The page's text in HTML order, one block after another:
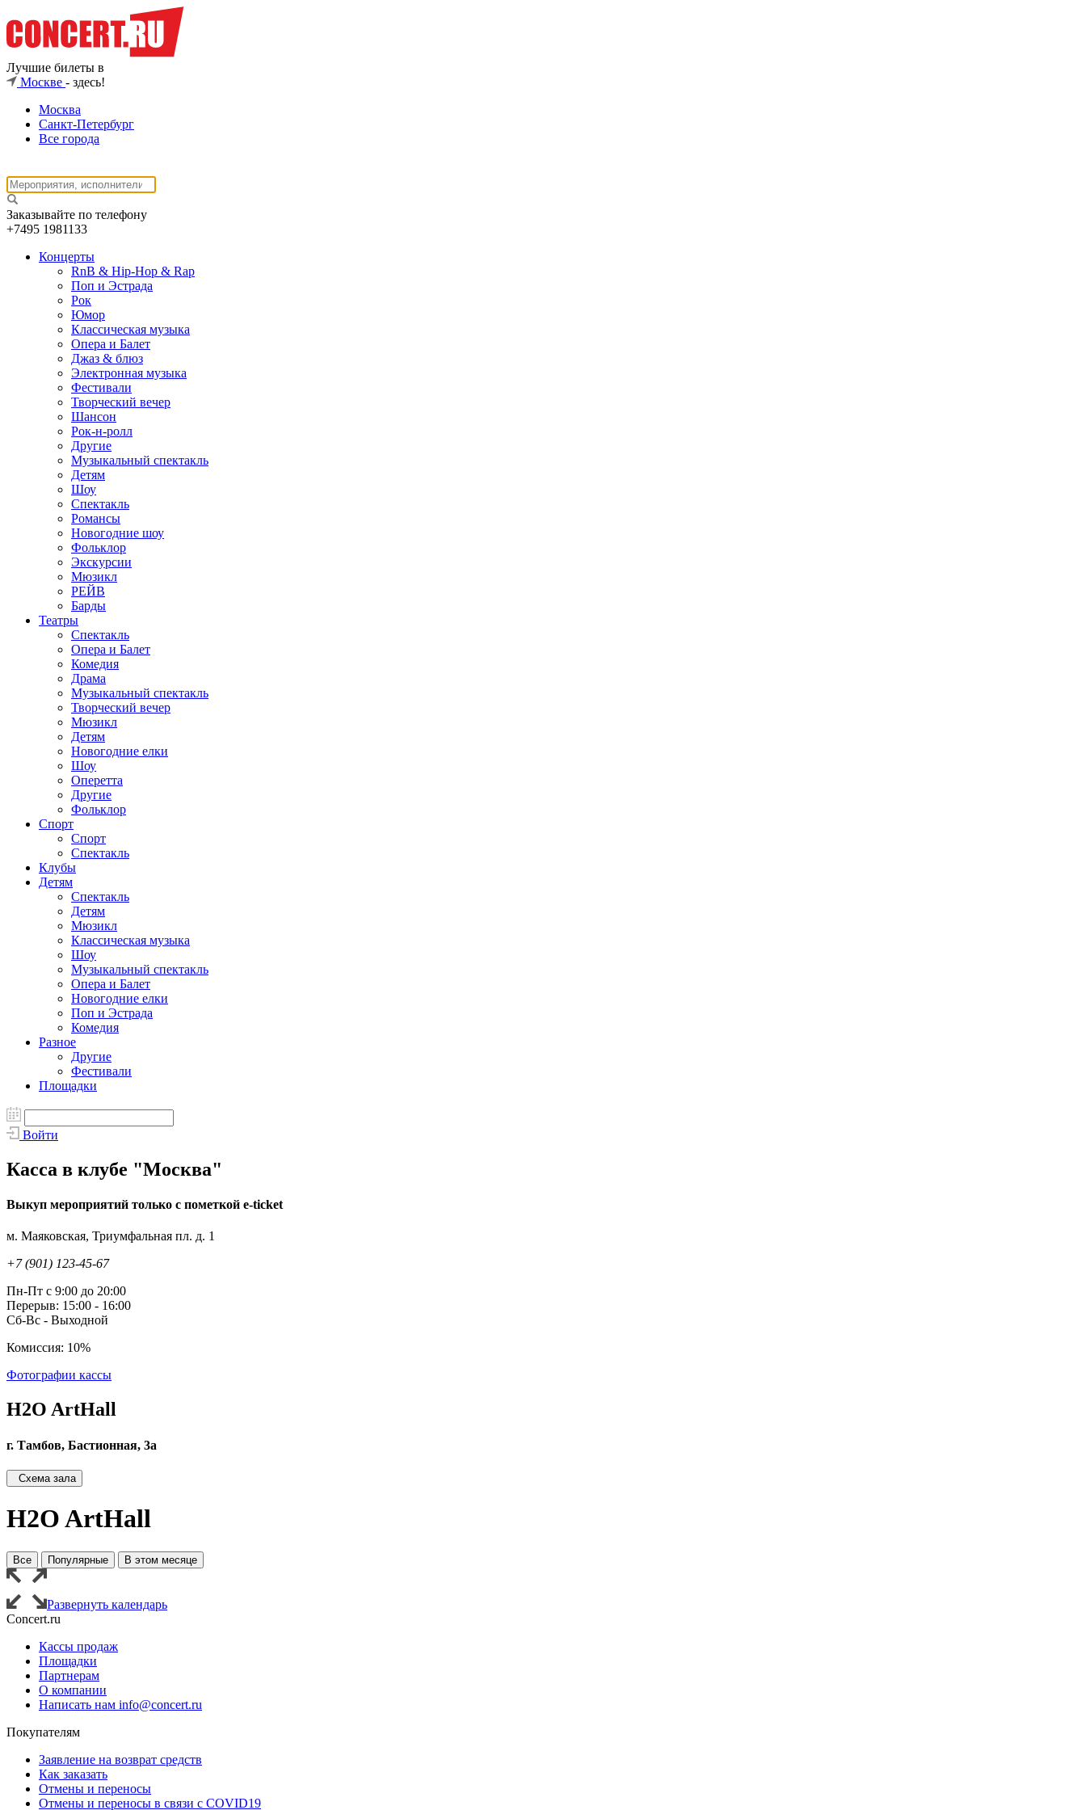
Лучшие билеты в
Москве - здесь!
Москва
Санкт-Петербург
Все города
Заказывайте по телефону
+7495 1981133
Концерты
RnB & Hip-Hop & Rap
Поп и Эстрада
Рок
Юмор
Классическая музыка
Опера и Балет
Джаз & блюз
Электронная музыка
Фестивали
Творческий вечер
Шансон
Рок-н-ролл
Другие
Музыкальный спектакль
Детям
Шоу
Спектакль
Романсы
Новогодние шоу
Фольклор
Экскурсии
Мюзикл
РЕЙВ
Барды
Театры
Спектакль
Опера и Балет
Комедия
Драма
Музыкальный спектакль
Творческий вечер
Мюзикл
Детям
Новогодние елки
Шоу
Оперетта
Другие
Фольклор
Спорт
Спорт
Спектакль
Клубы
Детям
Спектакль
Детям
Мюзикл
Классическая музыка
Шоу
Музыкальный спектакль
Опера и Балет
Новогодние елки
Поп и Эстрада
Комедия
Разное
Другие
Фестивали
Площадки
Войти
Касса в клубе "Москва"
Выкуп мероприятий только с пометкой e-ticket
м. Маяковская, Триумфальная пл. д. 1
+7 (901) 123-45-67
Пн-Пт с 9:00 до 20:00
Перерыв: 15:00 - 16:00
Сб-Вс - Выходной
Комиссия: 10%
Фотографии кассы
H2O ArtHall
г. Тамбов, Бастионная, 3а
Схема зала
H2O ArtHall
Все Популярные В этом месяце
Развернуть календарь
Concert.ru
Кассы продаж
Площадки
Партнерам
О компании
Написать нам info@concert.ru
Покупателям
Заявление на возврат средств
Как заказать
Отмены и переносы
Отмены и переносы в связи с COVID19